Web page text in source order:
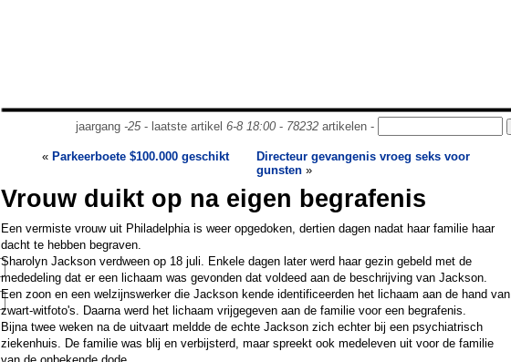
jaargang -25- laatste artikel 6-8 18:00- 78232artikelen -
« Parkeerboete $100.000 geschikt
Directeur gevangenis vroeg seks voor
gunsten »
Vrouw duikt op na eigen begrafenis
Een vermiste vrouw uit Philadelphia is weer opgedoken, dertien dagen nadat haar familie haar
dacht te hebben begraven.
Sharolyn Jackson verdween op 18 juli. Enkele dagen later werd haar gezin gebeld met de
mededeling dat er een lichaam was gevonden dat voldeed aan de beschrijving van Jackson.
Een zoon en een welzijnswerker die Jackson kende identificeerden het lichaam aan de hand van
zwart-witfoto's. Daarna werd het lichaam vrijgegeven aan de familie voor een begrafenis.
Bijna twee weken na de uitvaart meldde de echte Jackson zich echter bij een psychiatrisch
ziekenhuis. De familie was blij en verbijsterd, maar spreekt ook medeleven uit voor de familie